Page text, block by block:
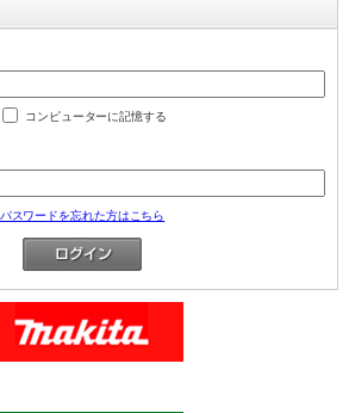
コンピューターに記憶する
パスワードを忘れた方はこちら